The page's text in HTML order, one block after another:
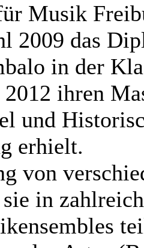
Musik
2009 das
in der
2012 ihren
und
erhielt.
von
in